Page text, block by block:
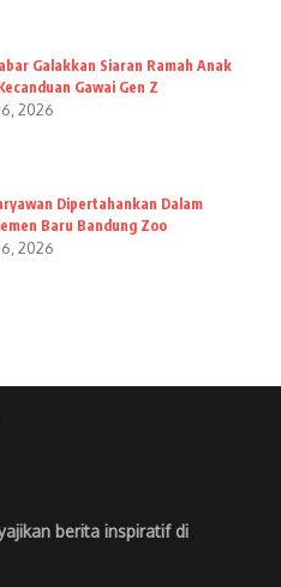
Galakkan Siaran Ramah Anak
Gawai Gen Z
2026
Dipertahankan Dalam
Baru Bandung Zoo
2026
berita inspiratif di